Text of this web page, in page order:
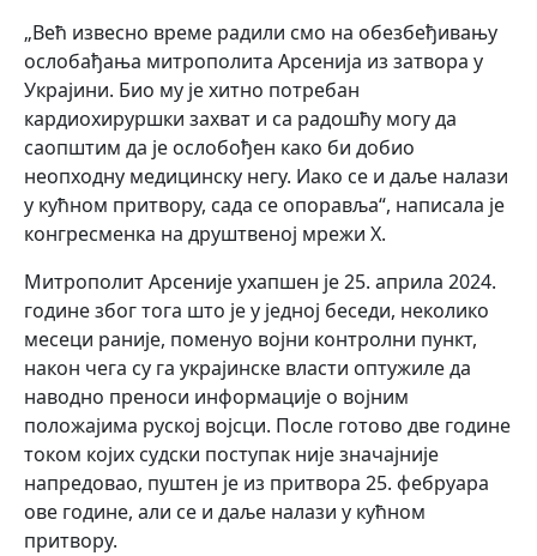
„Већ извесно време радили смо на обезбеђивању
ослобађања митрополита Арсенија из затвора у
Украјини. Био му је хитно потребан
кардиохируршки захват и са радошћу могу да
саопштим да је ослобођен како би добио
неопходну медицинску негу. Иако се и даље налази
у кућном притвору, сада се опоравља“, написала је
конгресменка на друштвеној мрежи X.
Митрополит Арсеније ухапшен је 25. априла 2024.
године због тога што је у једној беседи, неколико
месеци раније, поменуо војни контролни пункт,
након чега су га украјинске власти оптужиле да
наводно преноси информације о војним
положајима руској војсци. После готово две године
током којих судски поступак није значајније
напредовао, пуштен је из притвора 25. фебруара
ове године, али се и даље налази у кућном
притвору.